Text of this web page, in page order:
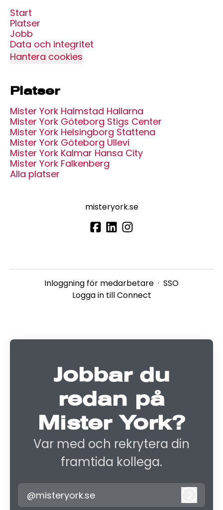
Start
Platser
Jobb
Data och integritet
Hantera cookies
Platser
Mister York Halmstad Hallarna
Mister York Göteborg Stigs Center
Mister York Helsingborg Stattena
Mister York Göteborg Ullevi
Mister York Kalmar Hansa City
Mister York Falkenberg
Alla platser
misteryork.se
Inloggning för medarbetare · SSO
Logga in till Connect
Jobbar du
redan på
Mister York?
Var med och rekrytera din
framtida kollega.
@misteryork.se